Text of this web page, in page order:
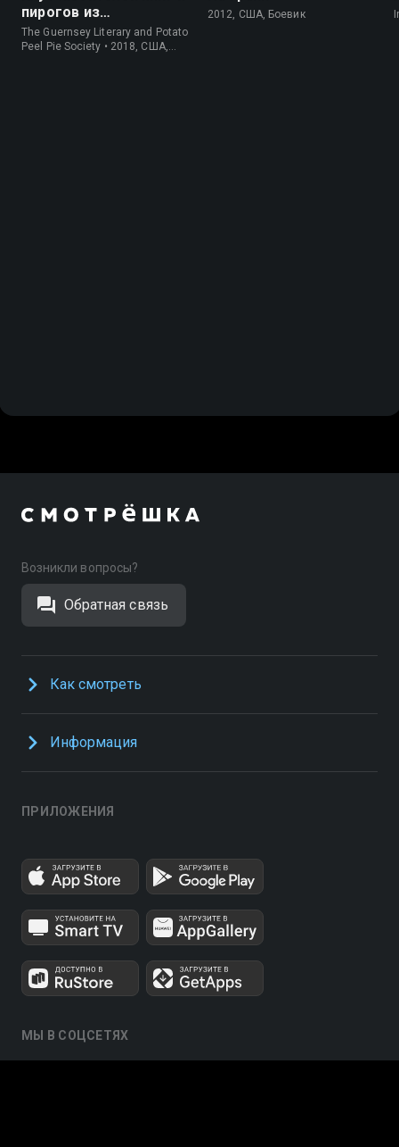
пирогов из
картофельных
очистков
The Guernsey Literary and Potato
Peel Pie Society • 2018, США,
2012, США, Боевик
Возникли вопросы?
Обратная связь
Как смотреть
Информация
ПРИЛОЖЕНИЯ
МЫ В СОЦСЕТЯХ